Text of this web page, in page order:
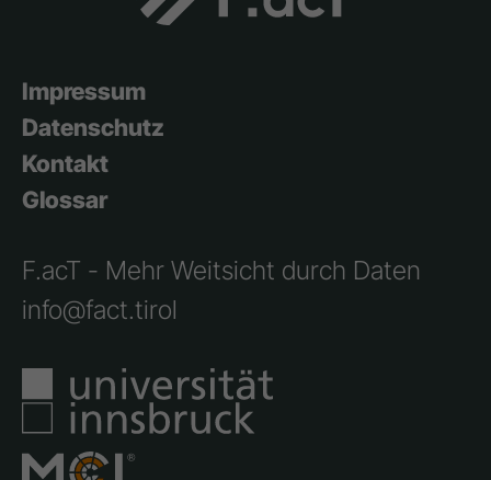
Impressum
Datenschutz
Kontakt
Glossar
F.acT - Mehr Weitsicht durch Daten
info@fact.tirol